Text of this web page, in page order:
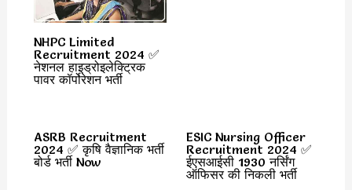
NHPC Limited
Recruitment 2024 ✅
नेशनल हाइड्रोइलेक्ट्रिक
पावर कॉर्पोरेशन भर्ती
ASRB Recruitment
2024 ✅ कृषि वैज्ञानिक भर्ती
बोर्ड भर्ती Now
ESIC Nursing Officer
Recruitment 2024 ✅
ईएसआईसी 1930 नर्सिंग
ऑफिसर की निकली भर्ती